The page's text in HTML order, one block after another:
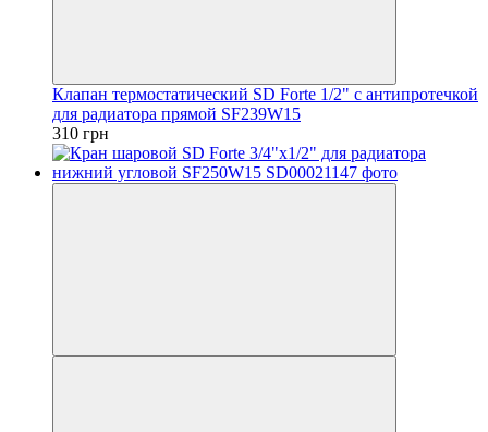
Клапан термостатический SD Forte 1/2" с антипротечкой
для радиатора прямой SF239W15
310 грн